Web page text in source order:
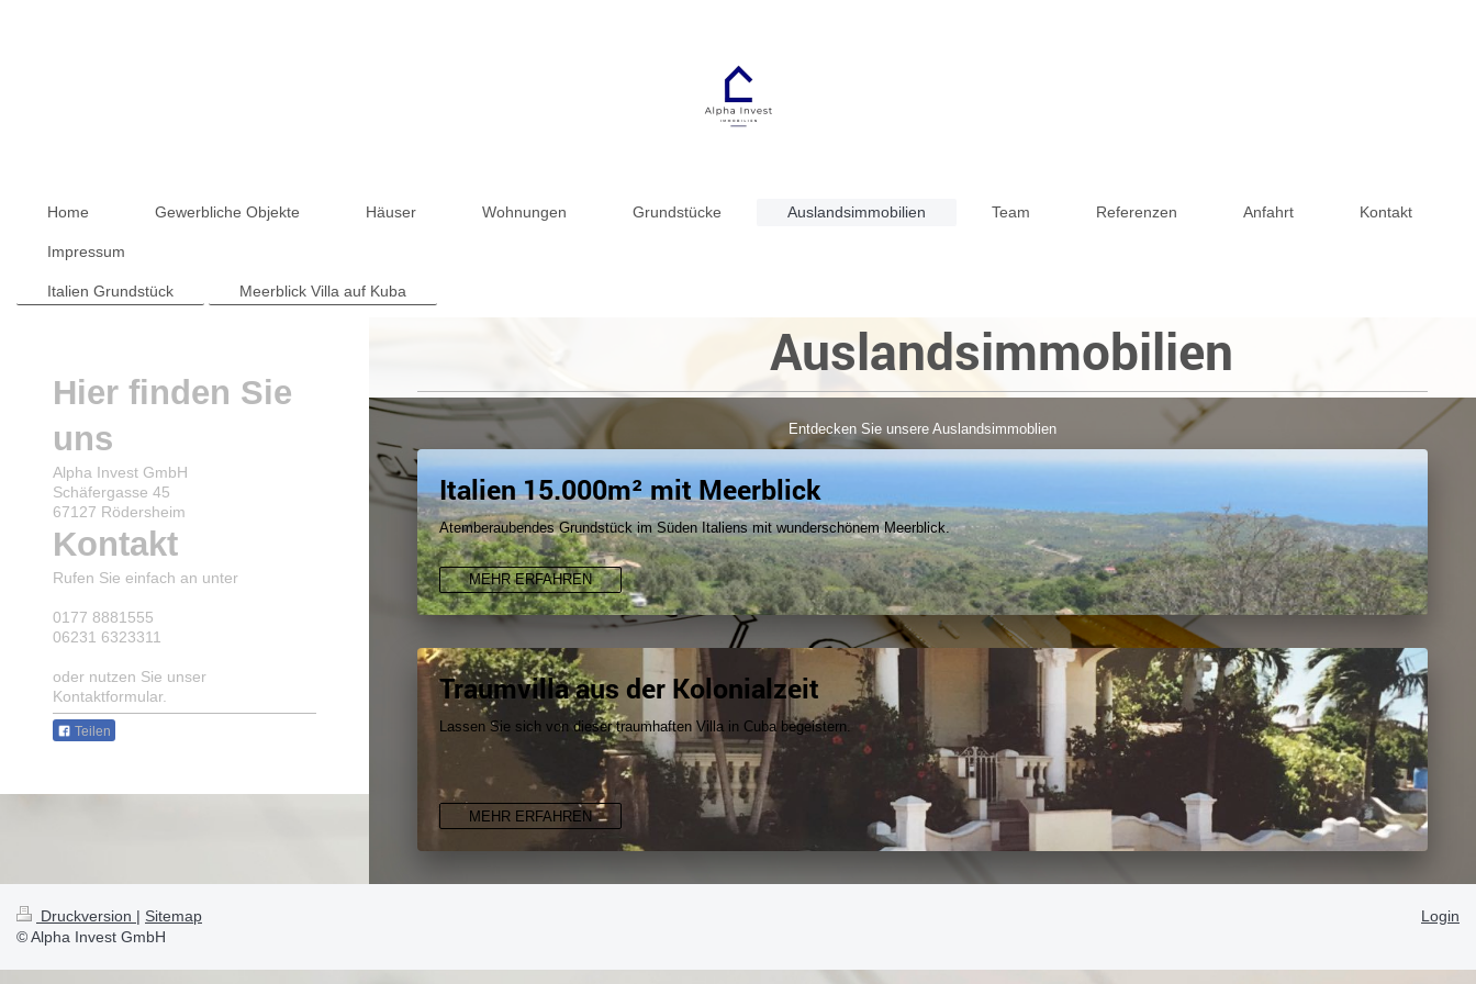
Home Gewerbliche Objekte Häuser Wohnungen Grundstücke Auslandsimmobilien Team Referenzen Anfahrt Kontakt
Impressum
Italien Grundstück Meerblick Villa auf Kuba
Auslandsimmobilien
Entdecken Sie unsere Auslandsimmoblien
Italien 15.000m² mit Meerblick
Atemberaubendes Grundstück im Süden Italiens mit wunderschönem Meerblick.
MEHR ERFAHREN
Traumvilla aus der Kolonialzeit
Lassen Sie sich von dieser traumhaften Villa in Cuba begeistern.
MEHR ERFAHREN
Hier finden Sie
uns
Alpha Invest GmbH
Schäfergasse 45
67127 Rödersheim
Kontakt
Rufen Sie einfach an unter
0177 8881555
06231 6323311
oder nutzen Sie unser
Kontaktformular.
Teilen
Druckversion | Sitemap
© Alpha Invest GmbH
Login